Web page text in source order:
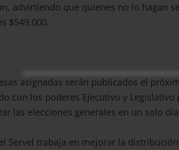
advirtiendo que quienes no lo hagan
$549.000.
asignadas serán publicados el
con los poderes Ejecutivo y
las elecciones generales en un solo
Servel trabaja en mejorar la